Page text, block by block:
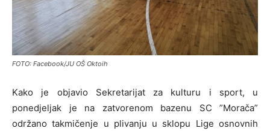
FOTO: Facebook/JU OŠ Oktoih
Kako je objavio Sekretarijat za kulturu i sport, u
ponedjeljak je na zatvorenom bazenu SC ”Morača”
održano takmičenje u plivanju u sklopu Lige osnovnih